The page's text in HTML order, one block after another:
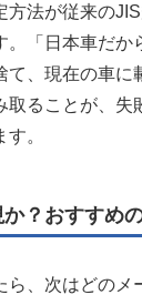
方法が従来の
。「日本車だか
て、現在の車に
取ることが、失
。
？おすすめ
ら、次はどのメ